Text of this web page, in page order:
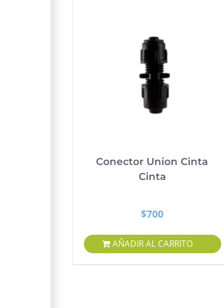
Conector Union Cinta
Cinta
$700
AÑADIR AL CARRITO